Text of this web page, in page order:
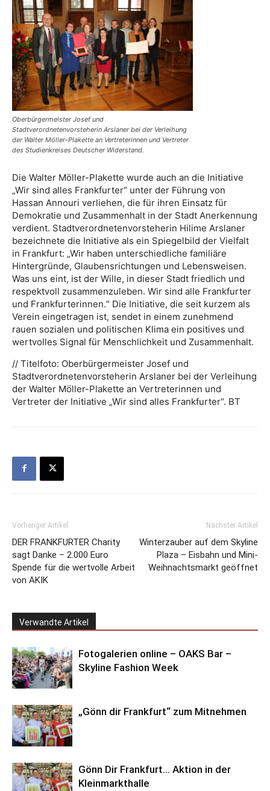
Oberbürgermeister Josef und
Stadtverordnetenvorsteherin Arslaner bei der Verleihung
der Walter Möller-Plakette an Vertreterinnen und Vertreter
des Studienkreises Deutscher Widerstand.
Die Walter Möller-Plakette wurde auch an die Initiative
„Wir sind alles Frankfurter“ unter der Führung von
Hassan Annouri verliehen, die für ihren Einsatz für
Demokratie und Zusammenhalt in der Stadt Anerkennung
verdient. Stadtverordnetenvorsteherin Hilime Arslaner
bezeichnete die Initiative als ein Spiegelbild der Vielfalt
in Frankfurt: „Wir haben unterschiedliche familiäre
Hintergründe, Glaubensrichtungen und Lebensweisen.
Was uns eint, ist der Wille, in dieser Stadt friedlich und
respektvoll zusammenzuleben. Wir sind alle Frankfurter
und Frankfurterinnen.“ Die Initiative, die seit kurzem als
Verein eingetragen ist, sendet in einem zunehmend
rauen sozialen und politischen Klima ein positives und
wertvolles Signal für Menschlichkeit und Zusammenhalt.
// Titelfoto: Oberbürgermeister Josef und
Stadtverordnetenvorsteherin Arslaner bei der Verleihung
der Walter Möller-Plakette an Vertreterinnen und
Vertreter der Initiative „Wir sind alles Frankfurter“. BT
Vorheriger Artikel
DER FRANKFURTER Charity
sagt Danke – 2.000 Euro
Spende für die wertvolle Arbeit
von AKIK
Nächster Artikel
Winterzauber auf dem Skyline
Plaza – Eisbahn und Mini-
Weihnachtsmarkt geöffnet
Verwandte Artikel
Fotogalerien online – OAKS Bar –
Skyline Fashion Week
„Gönn dir Frankfurt“ zum Mitnehmen
Gönn Dir Frankfurt… Aktion in der
Kleinmarkthalle